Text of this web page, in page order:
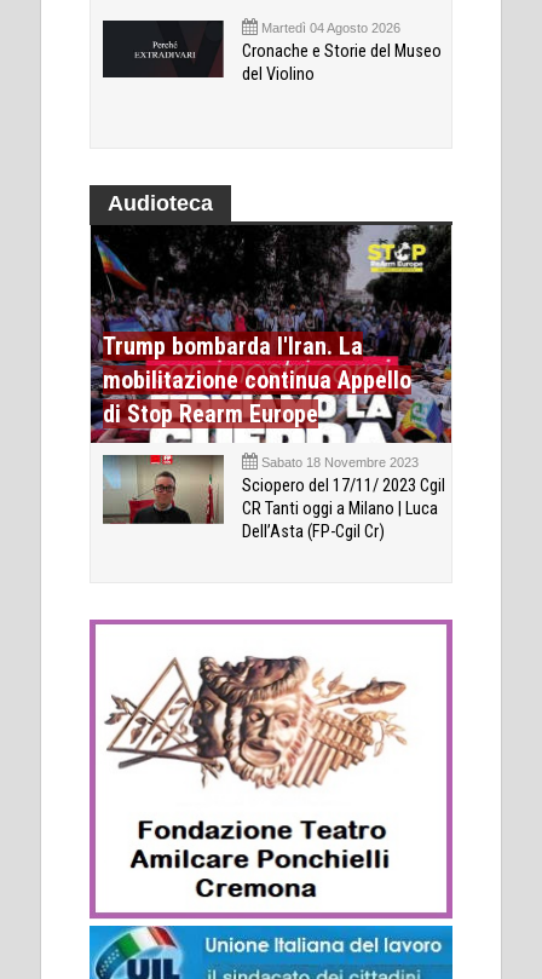
Martedì 04 Agosto 2026
Cronache e Storie del Museo
del Violino
Audioteca
Trump bombarda l'Iran. La
mobilitazione continua Appello
di Stop Rearm Europe
Sabato 18 Novembre 2023
Sciopero del 17/11/ 2023 Cgil
CR Tanti oggi a Milano | Luca
Dell’Asta (FP-Cgil Cr)